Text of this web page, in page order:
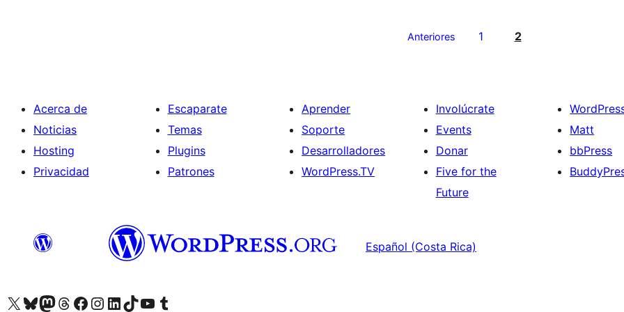
Anteriores 1 2
Acerca de
Noticias
Hosting
Privacidad
Escaparate
Temas
Plugins
Patrones
Aprender
Soporte
Desarrolladores
WordPress.TV
Involúcrate
Events
Donar
Five for the
Future
Matt
bbPress
Español (Costa Rica)
Visit our X (formerly Twitter) account
Visit our Bluesky account
Visita nuestra cuenta de Twitter
Visit our Threads account
Visita nuestra página de Facebook
Visite nuestra cuenta de Instagram
Visit our LinkedIn account
Visit our TikTok account
Visit our YouTube channel
Visit our Tumblr account